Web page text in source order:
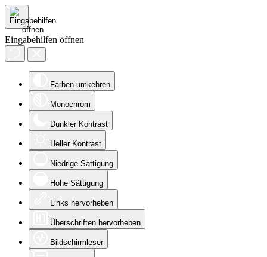
Eingabehilfen öffnen
Farben umkehren
Monochrom
Dunkler Kontrast
Heller Kontrast
Niedrige Sättigung
Hohe Sättigung
Links hervorheben
Überschriften hervorheben
Bildschirmleser